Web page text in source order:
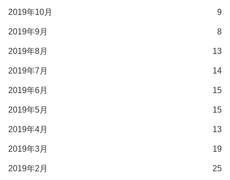
2019年10月 9
2019年9月 8
2019年8月 13
2019年7月 14
2019年6月 15
2019年5月 15
2019年4月 13
2019年3月 19
2019年2月 25